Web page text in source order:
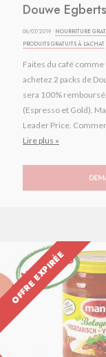
Douwe
06/07/2019 · NOURRITURE
PRODUITS GRATUITS À L'ACHAT
Faites du café
achetez 2 packs de
sera 100%
(Espresso et Gold).
Leader Price.
Lire plus »
OFFRE EXPIRÉE